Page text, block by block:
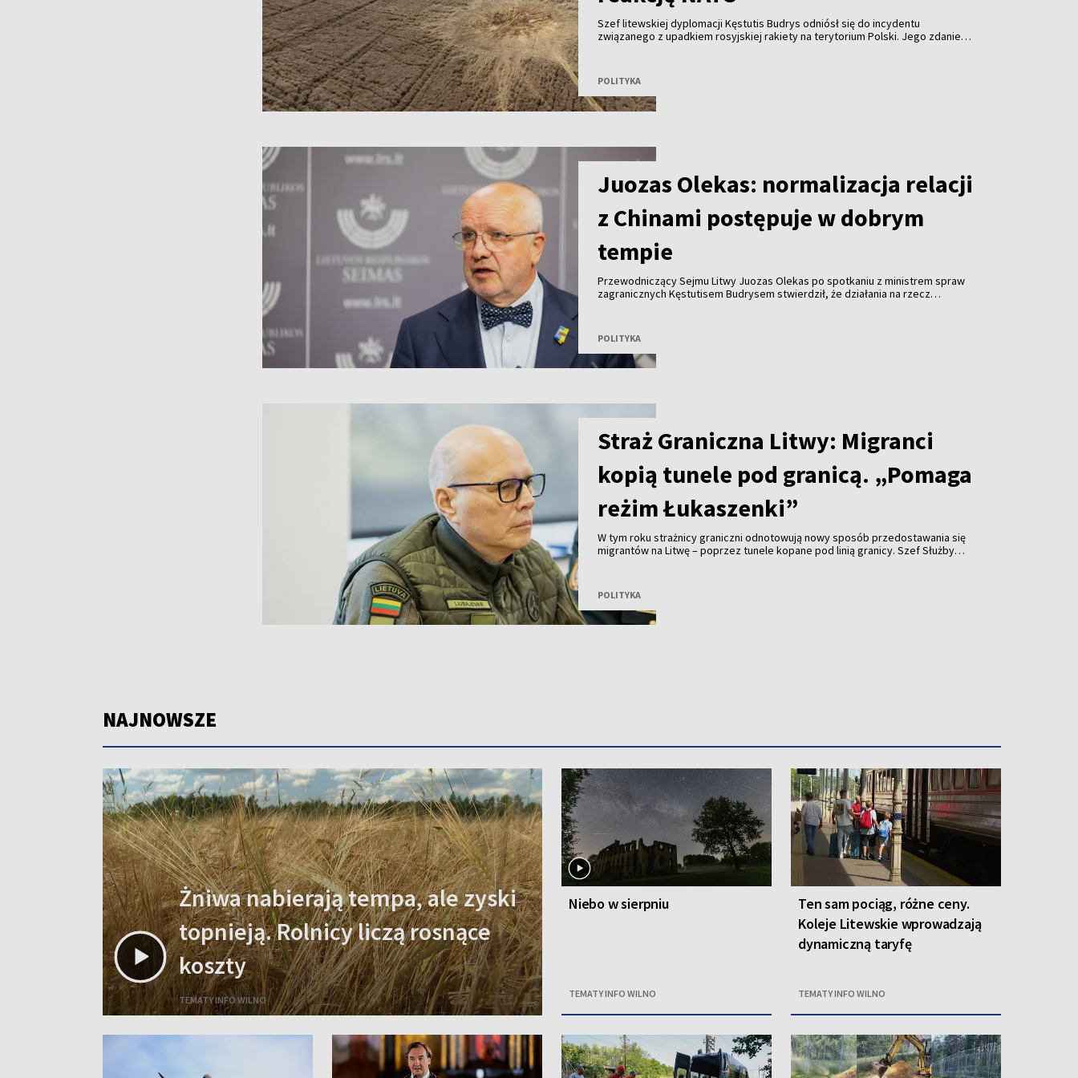
Szef litewskiej dyplomacji Kęstutis Budrys odniósł się do incydentu
związanego z upadkiem rosyjskiej rakiety na terytorium Polski. Jego zdaniem
przyjąć bardziej stanowcze stanowisko wobec Rosji.
POLITYKA
Juozas Olekas: normalizacja relacji
z Chinami postępuje w dobrym
tempie
Przewodniczący Sejmu Litwy Juozas Olekas po spotkaniu z ministrem spraw
zagranicznych Kęstutisem Budrysem stwierdził, że działania na rzecz
POLITYKA
Straż Graniczna Litwy: Migranci
kopią tunele pod granicą. „Pomaga
reżim Łukaszenki”
W tym roku strażnicy graniczni odnotowują nowy sposób przedostawania się
migrantów na Litwę – poprzez tunele kopane pod linią granicy. Szef Służby
funkcjonariusze białoruskiego reżimu.
POLITYKA
NAJNOWSZE
Żniwa nabierają tempa, ale zyski
topnieją. Rolnicy liczą rosnące
koszty
TEMATY INFO WILNO
Niebo w sierpniu
TEMATY INFO WILNO
Ten sam pociąg, różne ceny.
Koleje Litewskie wprowadzają
dynamiczną taryfę
TEMATY INFO WILNO